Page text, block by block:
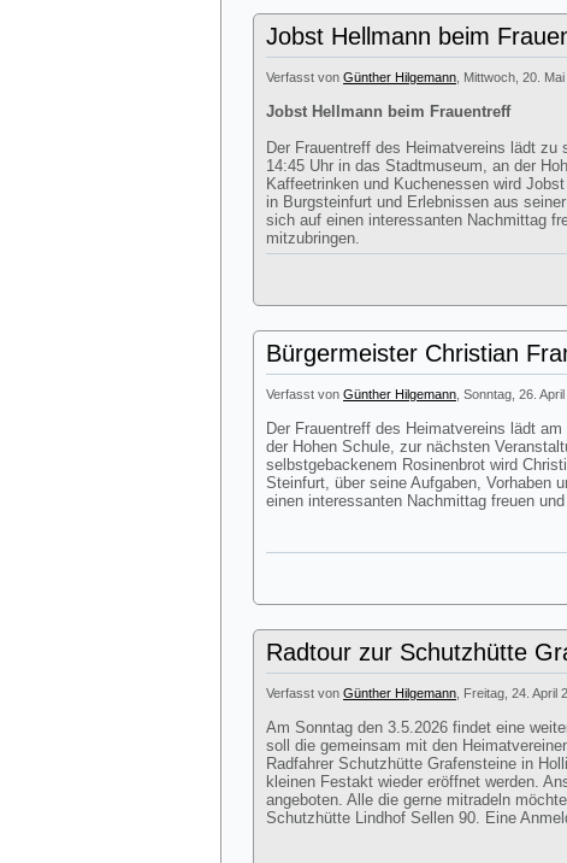
Jobst Hellmann beim
Verfasst von Günther Hilgemann , Mittwoch, 20.
Jobst Hellmann beim Frauentreff
Der Frauentreff des Heimatvereins lädt
14:45 Uhr in das Stadtmuseum, an der
Kaffeetrinken und Kuchenessen wird
in Burgsteinfurt und Erlebnissen aus
sich auf einen interessanten Nachmittag
mitzubringen.
Bürgermeister Christian
Verfasst von Günther Hilgemann , Sonntag, 26.
Der Frauentreff des Heimatvereins lädt
der Hohen Schule, zur nächsten
selbstgebackenem Rosinenbrot wird
Steinfurt, über seine Aufgaben, Vorhaben
einen interessanten Nachmittag freuen
Radtour zur Schutzhütte
Verfasst von Günther Hilgemann , Freitag, 24. April
Am Sonntag den 3.5.2026 findet eine
soll die gemeinsam mit den
Radfahrer Schutzhütte Grafensteine in
kleinen Festakt wieder eröffnet werden.
angeboten. Alle die gerne mitradeln
Schutzhütte Lindhof Sellen 90. Eine